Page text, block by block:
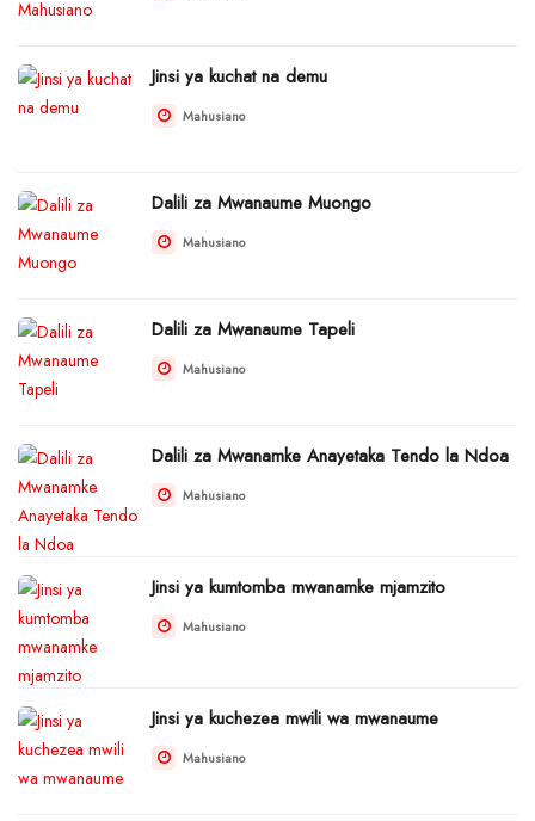
Jinsi ya kuchat na demu
Mahusiano
Dalili za Mwanaume Muongo
Mahusiano
Dalili za Mwanaume Tapeli
Mahusiano
Dalili za Mwanamke Anayetaka Tendo la Ndoa
Mahusiano
Jinsi ya kumtomba mwanamke mjamzito
Mahusiano
Jinsi ya kuchezea mwili wa mwanaume
Mahusiano